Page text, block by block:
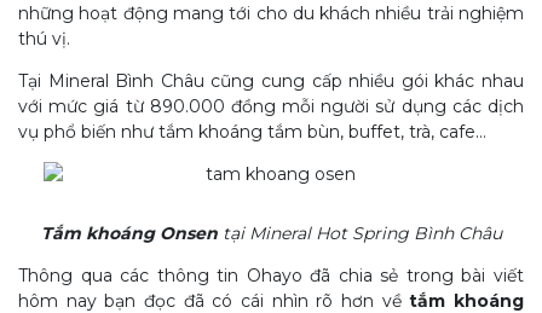
những hoạt động mang tới cho du khách nhiều trải nghiệm
thú vị.
Tại Mineral Bình Châu cũng cung cấp nhiều gói khác nhau
với mức giá từ 890.000 đồng mỗi người sử dụng các dịch
vụ phổ biến như tắm khoáng tắm bùn, buffet, trà, cafe…
Tắm khoáng Onsen tại Mineral Hot Spring Bình Châu
Thông qua các thông tin Ohayo đã chia sẻ trong bài viết
hôm nay bạn đọc đã có cái nhìn rõ hơn vềtắm khoáng